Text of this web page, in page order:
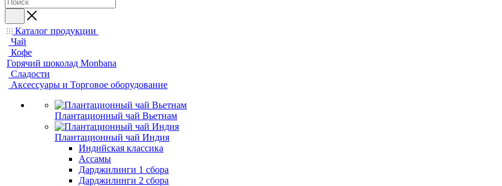
Каталог продукции
Чай
Кофе
Горячий шоколад Monbana
Сладости
Аксессуары и Торговое оборудование
Плантационный чай Вьетнам
Плантационный чай Индия
Индийская классика
Ассамы
Дарджилинги 1 сбора
Дарджилинги 2 сбора